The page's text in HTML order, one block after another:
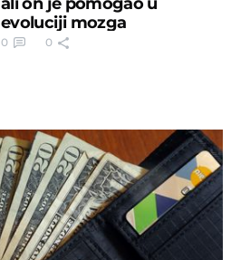
evoluciji mozga
0 0